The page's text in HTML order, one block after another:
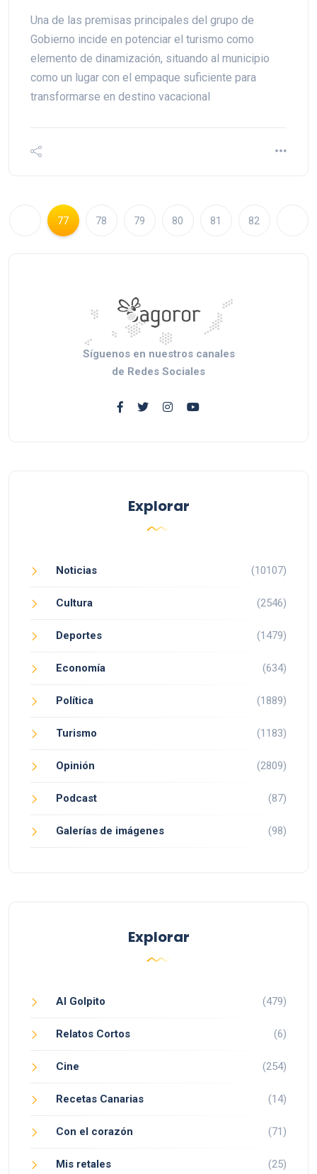
Una de las premisas principales del grupo de
Gobierno incide en potenciar el turismo como
elemento de dinamización, situando al municipio
como un lugar con el empaque suficiente para
transformarse en destino vacacional
77 78 79 80 81 82
Síguenos en nuestros canales
de Redes Sociales
Explorar
Noticias (10107)
Cultura (2546)
Deportes (1479)
Economía (634)
Política (1889)
Turismo (1183)
Opinión (2809)
Podcast (87)
Galerías de imágenes (98)
Explorar
Al Golpito (479)
Relatos Cortos (6)
Cine (254)
Recetas Canarias (14)
Con el corazón (71)
Mis retales (25)